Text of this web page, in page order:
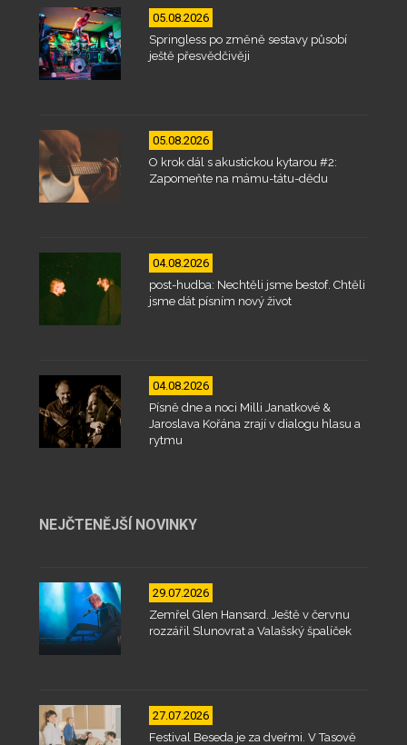
05.08.2026
Springless po změně sestavy působí
ještě přesvědčivěji
05.08.2026
O krok dál s akustickou kytarou #2:
Zapomeňte na mámu-tátu-dědu
04.08.2026
post-hudba: Nechtěli jsme bestof. Chtěli
jsme dát písním nový život
04.08.2026
Písně dne a noci Milli Janatkové &
Jaroslava Kořána zrají v dialogu hlasu a
rytmu
NEJČTENĚJŠÍ NOVINKY
29.07.2026
Zemřel Glen Hansard. Ještě v červnu
rozzářil Slunovrat a Valašský špalíček
27.07.2026
Festival Beseda je za dveřmi. V Tasově